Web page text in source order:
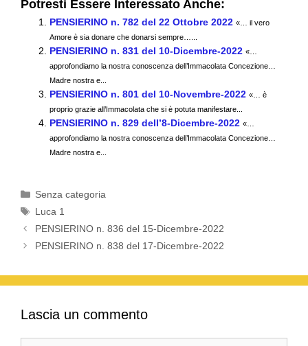
c
e
b
o
o
k
tt
er
ail at
s
A
p
e
gr
a
n
di
vi
Potresti Essere Interessato Anche:
PENSIERINO n. 782 del 22 Ottobre 2022 «… il vero
Amore è sia donare che donarsi sempre…...
PENSIERINO n. 831 del 10-Dicembre-2022 «…
approfondiamo la nostra conoscenza dell’Immacolata Concezione…
Madre nostra e...
PENSIERINO n. 801 del 10-Novembre-2022 «… è
proprio grazie all’Immacolata che si è potuta manifestare...
PENSIERINO n. 829 dell’8-Dicembre-2022 «…
approfondiamo la nostra conoscenza dell’Immacolata Concezione…
Madre nostra e...
Categorie
Senza categoria
Tag
Luca 1
PENSIERINO n. 836 del 15-Dicembre-2022
PENSIERINO n. 838 del 17-Dicembre-2022
Lascia un commento